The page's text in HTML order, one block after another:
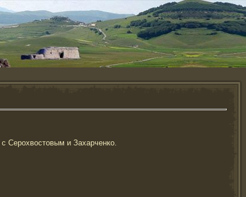
Серохвостовым и Захарченко.